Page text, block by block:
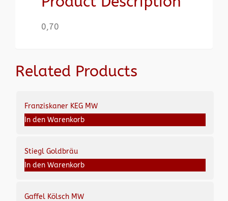
0,70
Related Products
Franziskaner KEG MW
In den Warenkorb
Stiegl Goldbräu
In den Warenkorb
Gaffel Kölsch MW